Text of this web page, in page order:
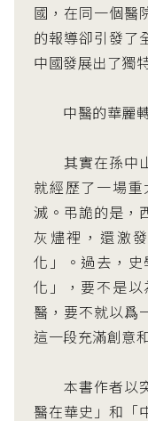
國，在同一個醫
的報導卻引發了
中國發展出了獨
中醫的華麗轉
其實在孫中山
就經歷了一場
滅。弔詭的是，
灰燼裡，還激
化」。過去，
化」，要不是
醫，要不就以爲
這一段充滿創意
本書作者以突
醫在華史」和「